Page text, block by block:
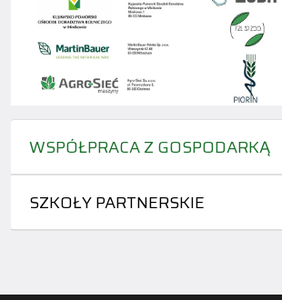
WSPÓŁPRACA Z GOSPODARKĄ
SZKOŁY PARTNERSKIE